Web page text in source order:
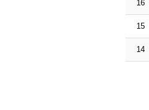
16
15
14